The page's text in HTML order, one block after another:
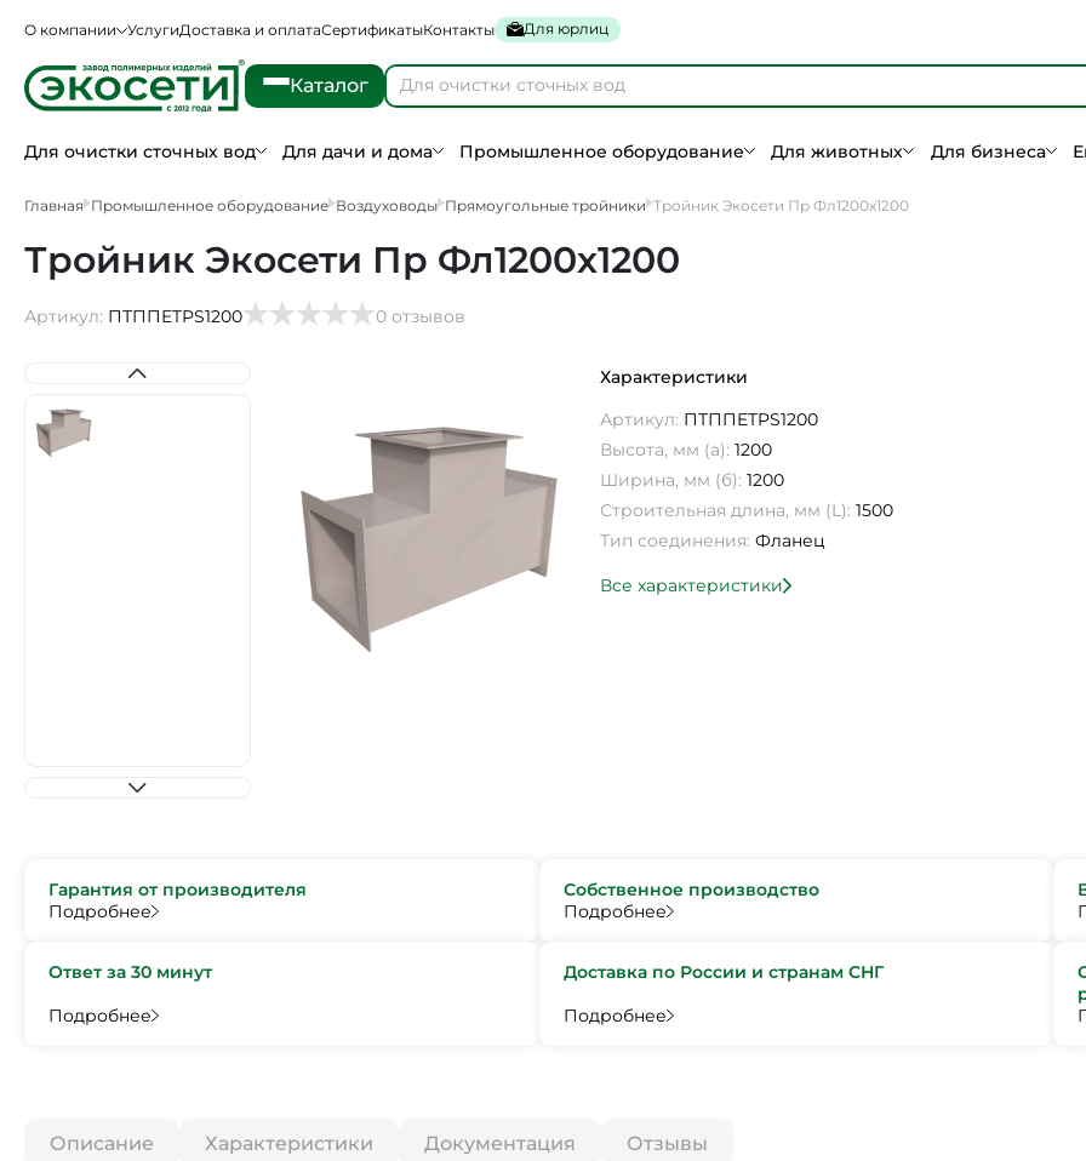
О компании УслугиДоставка и оплатаСертификатыКонтакты Для юрлиц
Каталог
Для очистки сточных вод Для дачи и дома Промышленное оборудование Для животных Для бизнеса
Главная Промышленное оборудование Воздуховоды Прямоугольные тройники Тройник Экосети Пр Фл1200х1200
Тройник Экосети Пр Фл1200х1200
Артикул: ПТППETPS1200 0 отзывов
Характеристики
Артикул: ПТППETPS1200
Высота, мм (а): 1200
Ширина, мм (б): 1200
Строительная длина, мм (L): 1500
Тип соединения: Фланец
Все характеристики
Гарантия от производителя
Подробнее
Собственное производство
Подробнее
Ответ за 30 минут
Подробнее
Доставка по России и странам СНГ
Подробнее
Описание Характеристики Документация Отзывы